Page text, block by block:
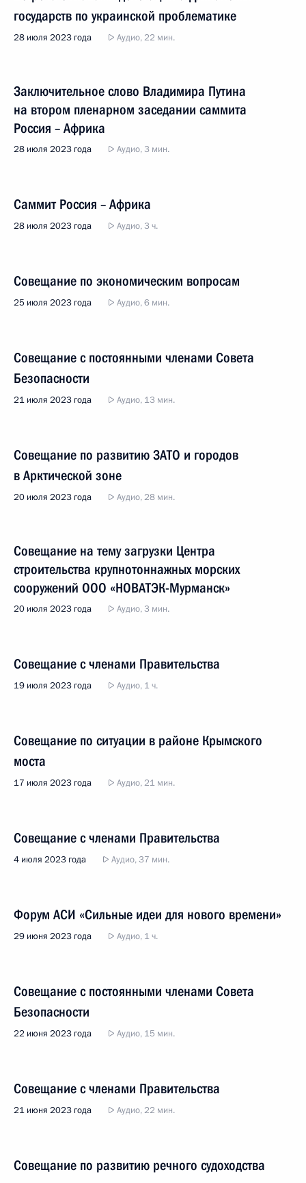
государств по украинской проблематике
28 июля 2023 года Аудио, 22 мин.
Заключительное слово Владимира Путина
на втором пленарном заседании саммита
Россия – Африка
28 июля 2023 года Аудио, 3 мин.
Саммит Россия – Африка
28 июля 2023 года Аудио, 3 ч.
Совещание по экономическим вопросам
25 июля 2023 года Аудио, 6 мин.
Совещание с постоянными членами Совета
Безопасности
21 июля 2023 года Аудио, 13 мин.
Совещание по развитию ЗАТО и городов
в Арктической зоне
20 июля 2023 года Аудио, 28 мин.
Совещание на тему загрузки Центра
строительства крупнотоннажных морских
сооружений ООО «НОВАТЭК-Мурманск»
20 июля 2023 года Аудио, 3 мин.
Совещание с членами Правительства
19 июля 2023 года Аудио, 1 ч.
Совещание по ситуации в районе Крымского
моста
17 июля 2023 года Аудио, 21 мин.
Совещание с членами Правительства
4 июля 2023 года Аудио, 37 мин.
Форум АСИ «Сильные идеи для нового времени»
29 июня 2023 года Аудио, 1 ч.
Совещание с постоянными членами Совета
Безопасности
22 июня 2023 года Аудио, 15 мин.
Совещание с членами Правительства
21 июня 2023 года Аудио, 22 мин.
Совещание по развитию речного судоходства